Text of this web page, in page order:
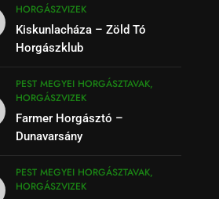
HORGÁSZVIZEK
Kiskunlacháza – Zöld Tó
Horgászklub
PEST MEGYEI HORGÁSZTAVAK,
HORGÁSZVIZEK
Farmer Horgásztó –
Dunavarsány
PEST MEGYEI HORGÁSZTAVAK,
HORGÁSZVIZEK